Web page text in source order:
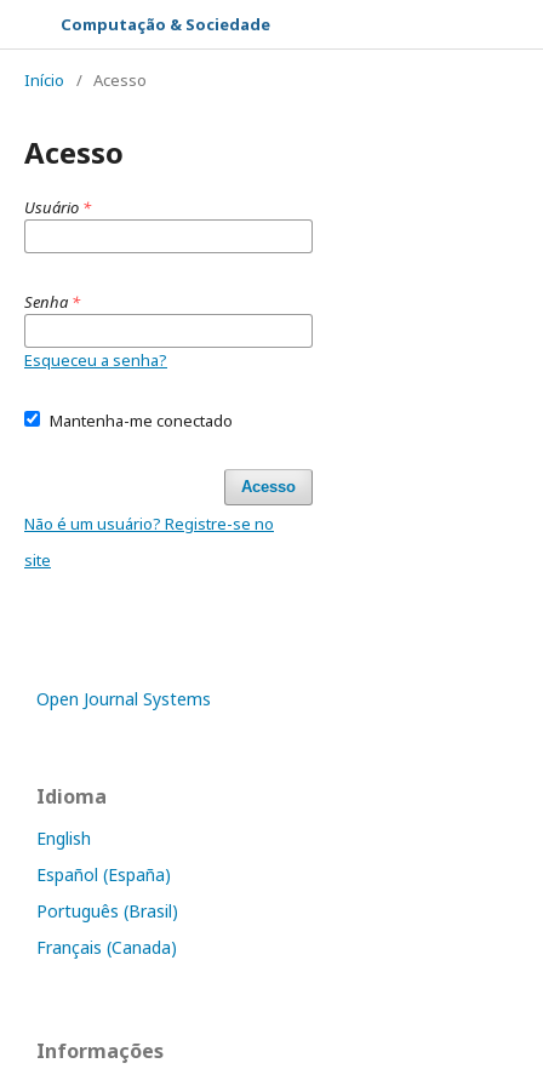
Computação & Sociedade
Início / Acesso
Acesso
Usuário *
Senha *
Esqueceu a senha?
Mantenha-me conectado
Acesso
Não é um usuário? Registre-se no
site
Open Journal Systems
Idioma
English
Español (España)
Português (Brasil)
Français (Canada)
Informações